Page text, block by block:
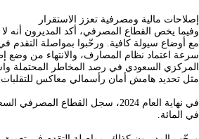
إصلاحات مالية ومصرفية تعزز الاستقرار
وفيما يخص القطاع المصرفي، أكد المديرون أنه
مع أوضاع سيولة كافية. ورحّبوا بمواصلة التقدم في
سرعة اعتماد نظام المصارف، والانتهاء من وضع
المركزي السعودي في رصد المخاطر المحتملة
مثل تحديد هامش أمان رأسمالي معاكس للتقلبات
في المائة.